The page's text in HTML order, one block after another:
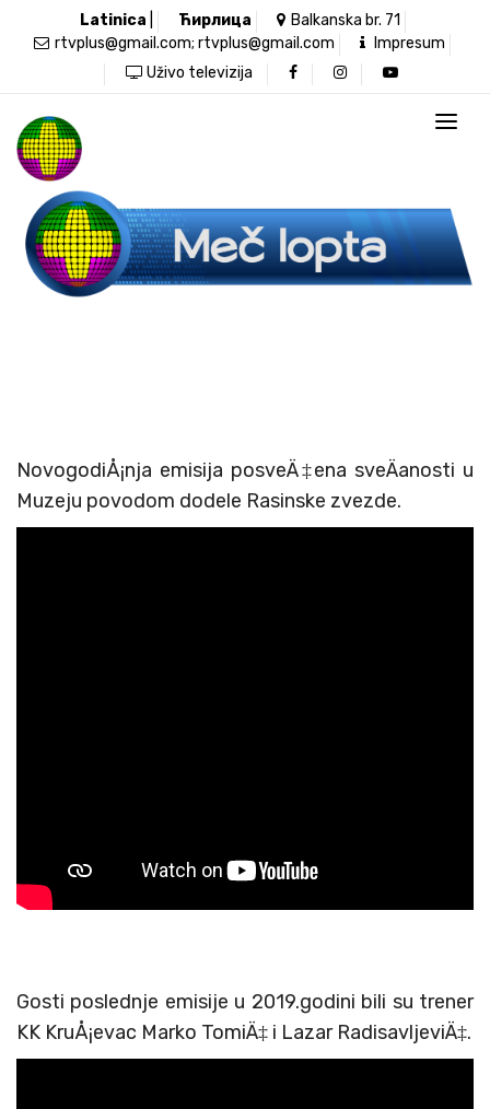
Latinica Ћирлица
Balkanska br. 71
rtvplus@gmail.com; rtvplus@gmail.com
Impresum
Uživo televizija
NovogodiÅ¡nja emisija posveÄ‡ena sveÄanosti u
Muzeju povodom dodele Rasinske zvezde.
Gosti poslednje emisije u 2019.godini bili su trener
KK KruÅ¡evac Marko TomiÄ‡ i Lazar RadisavljeviÄ‡.